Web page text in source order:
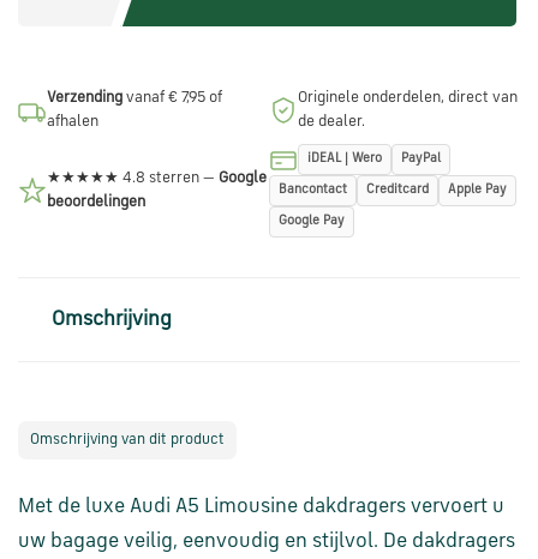
Stel
je
via
WhatsApp
een
Handige
Bestellen
Verzending vanaf € 7,95 of
afhalen
Originele onderdelen, direct van
de dealer.
★★★★★ 4.8 sterren — Google
beoordelingen
iDEAL | Wero PayPal
Bancontact Creditcard Apple Pay
Google Pay
Omschrijving
Omschrijving van dit product
Met de luxe Audi A5 Limousine dakdragers vervoert u
uw bagage veilig, eenvoudig en stijlvol. De dakdragers